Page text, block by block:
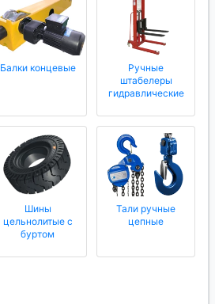
Балки концевые
Ручные
штабелеры
гидравлические
Шины
цельнолитые с
буртом
Тали ручные
цепные